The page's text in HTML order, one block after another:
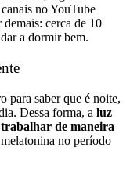
no YouTube
demais: cerca de 10
a dormir bem.
para saber que é noite,
Dessa forma, a luz
de maneira
no período